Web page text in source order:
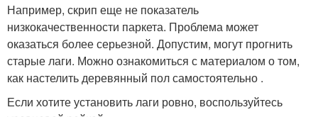
Например, скрип еще не показатель
низкокачественности паркета. Проблема может
оказаться более серьезной. Допустим, могут прогнить
старые лаги. Можно ознакомиться с материалом о том,
как настелить деревянный пол самостоятельно .
Если хотите установить лаги ровно, воспользуйтесь